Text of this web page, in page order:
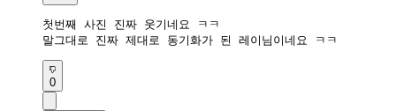
첫번째 사진 진짜 웃기네요 ㅋㅋ
말그대로 진짜 제대로 동기화가 된 레이님이네요 ㅋㅋ
0